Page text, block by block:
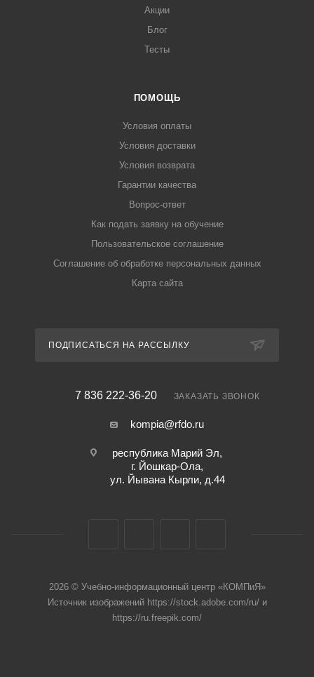
Акции
Блог
Тесты
ПОМОЩЬ
Условия оплаты
Условия доставки
Условия возврата
Гарантии качества
Вопрос-ответ
Как подать заявку на обучение
Пользовательское соглашение
Соглашение об обработке персональных данных
Карта сайта
ПОДПИСАТЬСЯ НА РАССЫЛКУ
7 836 222-36-20 ЗАКАЗАТЬ ЗВОНОК
kompia@rfdo.ru
республика Марий Эл,
г. Йошкар-Ола,
ул. Йывана Кырли, д.44
2026 © Учебно-информационный центр «КОМПиЯ»
Источник изображений https://stock.adobe.com/ru/ и
https://ru.freepik.com/